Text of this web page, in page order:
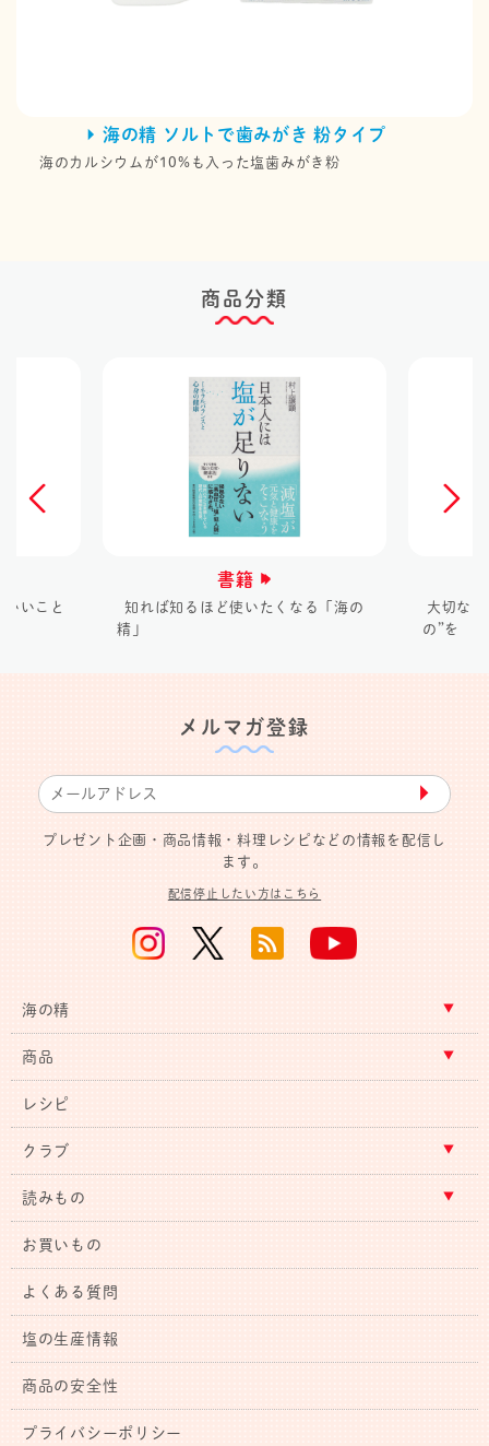
海の精 ソルトで歯みがき 粉タイプ
海のカルシウムが10%も入った塩歯みがき粉
商品分類
いこと
書籍
知れば知るほど使いたくなる「海の
精」
大切な
の”を
メルマガ登録
▶︎
プレゼント企画・商品情報・料理レシピなどの情報を配信し
ます。
配信停止したい方はこちら
海の精
商品
レシピ
クラブ
読みもの
お買いもの
よくある質問
塩の生産情報
商品の安全性
プライバシーポリシー